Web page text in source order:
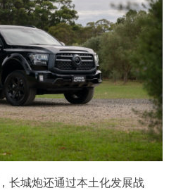
长城炮还通过本土化发展战